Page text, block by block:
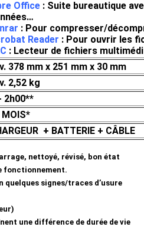
Office : Suite bureautique
: Pour compresser/
Reader : Pour ouvrir les
: Lecteur de fichiers
378 mm x 251 mm x 30 mm
2,52 kg
2h00**
MOIS*
+ BATTERIE + CÂBLE
nettoyé, révisé, bon état
fonctionnement.
quelques signes/traces d’usure
une différence de durée de vie